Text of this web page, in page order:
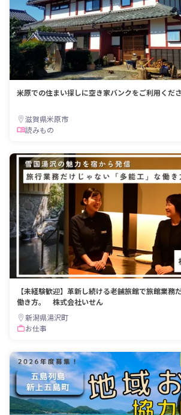
米原での住まい探しに空き家バンクをご利用くだ
滋賀県米原市
読みもの
【未経験歓迎】革新し続ける老舗旅館で旅館業務
働き方。 株式会社いせん
新潟県湯沢町
お仕事